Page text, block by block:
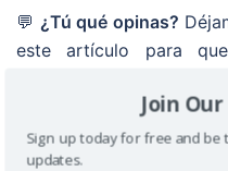
💬 ¿Tú qué opinas?
este artículo para
Join
Sign up today for free and
updates.